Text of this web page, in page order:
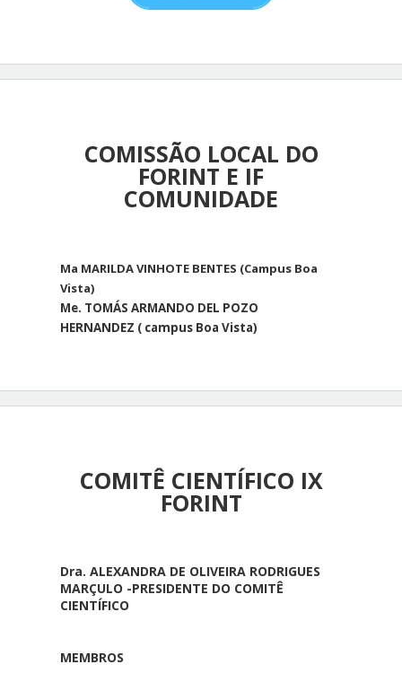
COMISSÃO LOCAL DO
FORINT E IF
COMUNIDADE
Ma MARILDA VINHOTE BENTES (Campus Boa
Vista)
Me. TOMÁS ARMANDO DEL POZO
HERNANDEZ ( campus Boa Vista)
COMITÊ CIENTÍFICO IX
FORINT
Dra. ALEXANDRA DE OLIVEIRA RODRIGUES
MARÇULO -PRESIDENTE DO COMITÊ
CIENTÍFICO
MEMBROS